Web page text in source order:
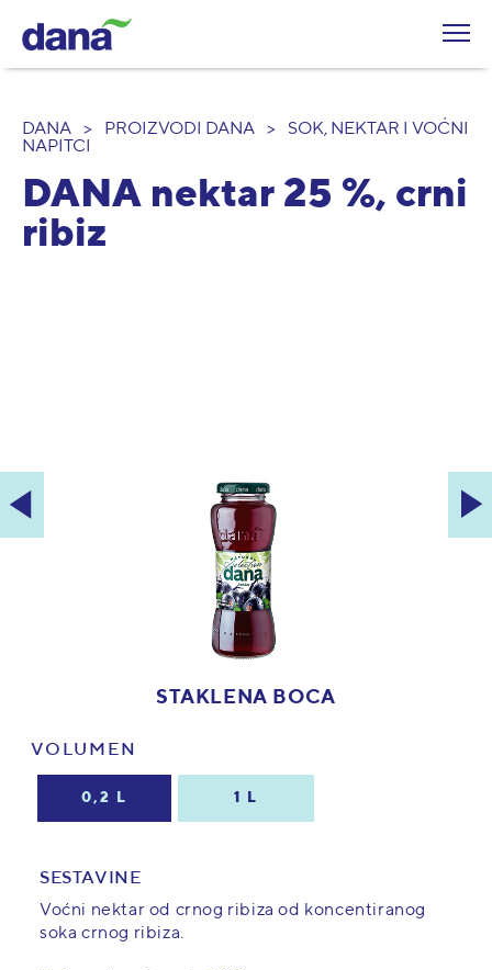
DANA > PROIZVODI DANA >
SOK, NEKTAR I VOĆNI
NAPITCI
DANA nektar 25 %, crni
ribiz
STAKLENA BOCA
VOLUMEN
0,2 L 1 L
SESTAVINE
Voćni nektar od crnog ribiza od koncentiranog
soka crnog ribiza.